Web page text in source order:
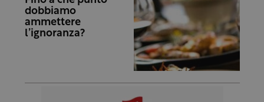
dobbiamo
ammettere
l’ignoranza?